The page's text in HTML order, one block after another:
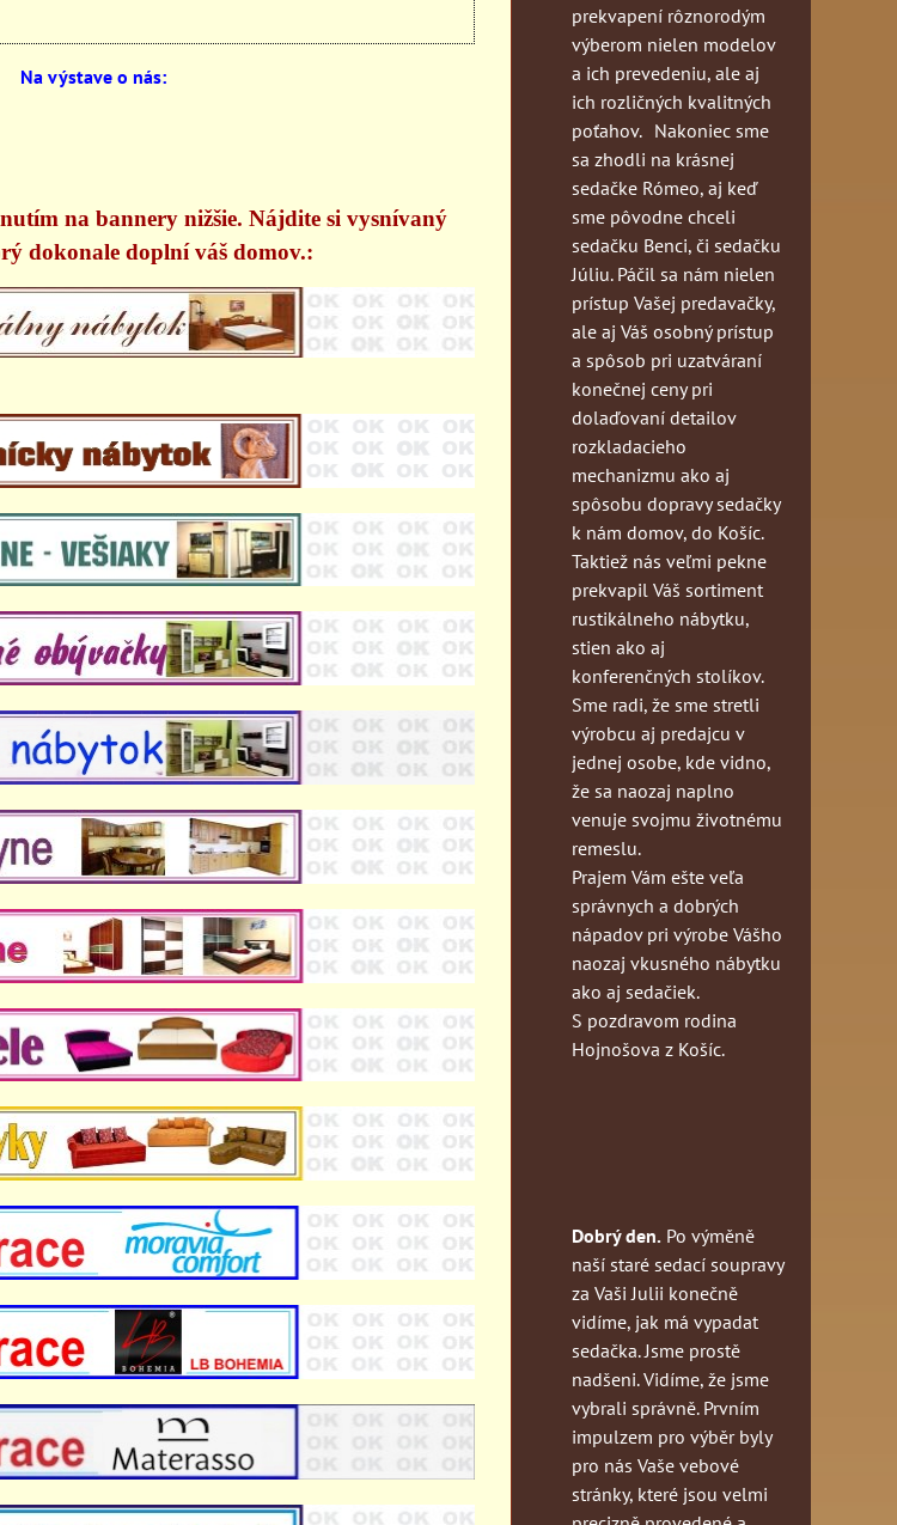
Na výstave o nás:
na bannery nižšie. Nájdite si vysnívaný
dokonale doplní váš domov.:
prekvapení rôznorodým
výberom nielen modelov
a ich prevedeniu, ale aj
ich rozličných kvalitných
poťahov. Nakoniec sme
sa zhodli na krásnej
sedačke Rómeo, aj keď
sme pôvodne chceli
sedačku Benci, či sedačku
Júliu. Páčil sa nám nielen
prístup Vašej predavačky,
ale aj Váš osobný prístup
a spôsob pri uzatváraní
konečnej ceny pri
dolaďovaní detailov
rozkladacieho
mechanizmu ako aj
spôsobu dopravy sedačky
k nám domov, do Košíc.
Taktiež nás veľmi pekne
prekvapil Váš sortiment
rustikálneho nábytku,
stien ako aj
konferenčných stolíkov.
Sme radi, že sme stretli
výrobcu aj predajcu v
jednej osobe, kde vidno,
že sa naozaj naplno
venuje svojmu životnému
remeslu.
Prajem Vám ešte veľa
správnych a dobrých
nápadov pri výrobe Vášho
naozaj vkusného nábytku
ako aj sedačiek.
S pozdravom rodina
Hojnošova z Košíc.
Dobrý den. Po výměně
naší staré sedací soupravy
za Vaši Julii konečně
vidíme, jak má vypadat
sedačka. Jsme prostě
nadšeni. Vidíme, že jsme
vybrali správně. Prvním
impulzem pro výběr byly
pro nás Vaše vebové
stránky, které jsou velmi